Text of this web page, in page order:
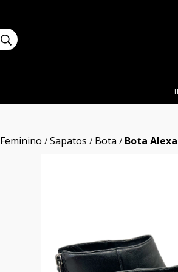
Feminino / Sapatos / Bota / Bota